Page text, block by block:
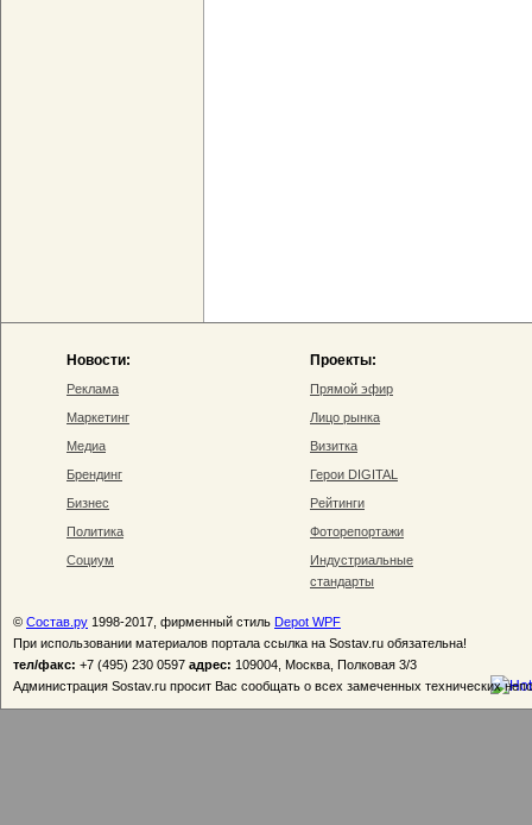
Новости:
Реклама
Маркетинг
Медиа
Брендинг
Бизнес
Политика
Социум
Проекты:
Прямой эфир
Лицо рынка
Визитка
Герои DIGITAL
Рейтинги
Фоторепортажи
Индустриальные
стандарты
© Состав.ру 1998-2017, фирменный стиль Depot WPF
При использовании материалов портала ссылка на Sostav.ru обязательна!
тел/факс: +7 (495) 230 0597 адрес: 109004, Москва, Полковая 3/3
Администрация Sostav.ru просит Вас сообщать о всех замеченных технических